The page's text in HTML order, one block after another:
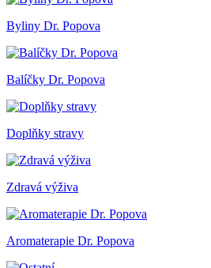
Byliny Dr. Popova
Balíčky Dr. Popova
Doplňky stravy
Zdravá výživa
Aromaterapie Dr. Popova